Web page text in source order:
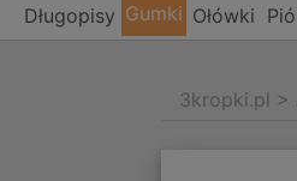
Długopisy Gumki Ołówki
3kropki.pl >